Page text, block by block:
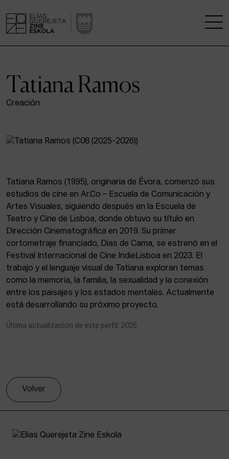
CENTRO DE INVESTIGACIÓN
KINOFABRIKA
COMUNIDAD
LA CASA DEL CINE
ACTUALIDAD
Admisión
Intranet
ESP
Tatiana Ramos
Creación
Tatiana Ramos (1995), originaria de Évora, comenzó sus
estudios de cine en Ar.Co – Escuela de Comunicación y
Artes Visuales, siguiendo después en la Escuela de
Teatro y Cine de Lisboa, donde obtuvo su título en
Dirección Cinematográfica en 2019. Su primer
cortometraje financiado, Dias de Cama, se estrenó en el
Festival Internacional de Cine IndieLisboa en 2023. El
trabajo y el lenguaje visual de Tatiana exploran temas
como la memoria, la familia, la sexualidad y la conexión
entre los paisajes y los estados mentales. Actualmente
está desarrollando su próximo proyecto.
Última actualización de este perfil: 2025
Volver